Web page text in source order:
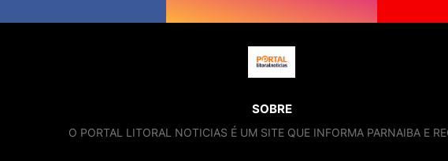
SOBRE
O PORTAL LITORAL NOTICIAS É UM SITE QUE INFORMA PARNAIBA E